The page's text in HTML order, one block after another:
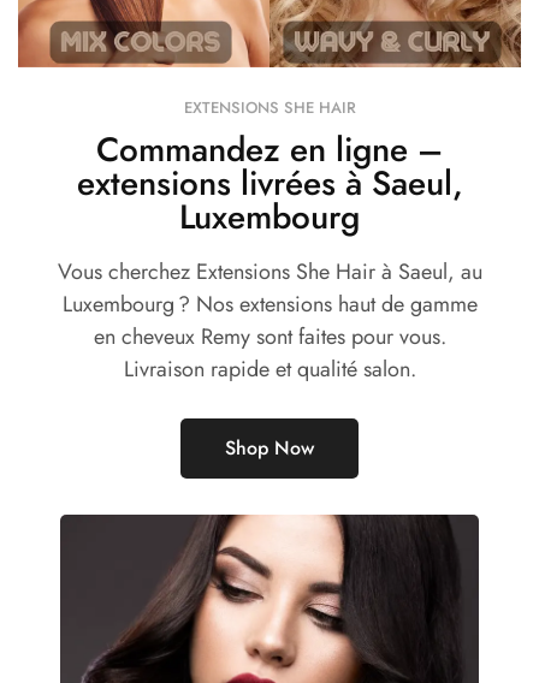
EXTENSIONS SHE HAIR
Commandez en ligne –
extensions livrées à Saeul,
Luxembourg
Vous cherchez Extensions She Hair à Saeul, au
Luxembourg ? Nos extensions haut de gamme
en cheveux Remy sont faites pour vous.
Livraison rapide et qualité salon.
Shop Now